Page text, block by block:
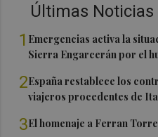
Últimas Noticias
1 Emergencias activa la
Sierra Engarcerán por el
2España restablece los
viajeros procedentes de
3El homenaje a Ferran